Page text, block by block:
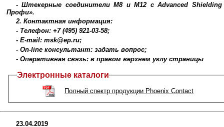
- Штекерные соединители M8 и M12 с Advanced
Профи».
2. Контактная информация:
- Телефон: +7 (495) 921-03-58;
- E-mail: msk@ep.ru;
- On-line консультант: задать вопрос;
- Оперативная связь: в правом верхнем углу страницы
Электронные каталоги
Полный спектр продукции Phoenix Contact
23.04.2019